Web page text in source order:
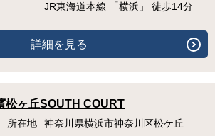
JR東海道本線 「横浜 」 徒歩14分
詳細を見る
松ヶ丘SOUTH COURT
所在地
神奈川県横浜市神奈川区松ケ丘